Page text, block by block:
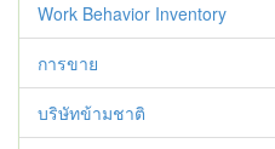
Work Behavior Inventory
การขาย
บริษัทข้ามชาติ